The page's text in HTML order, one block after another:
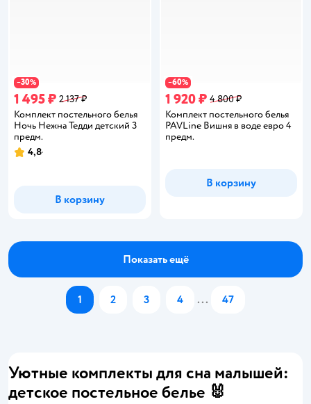
−30%
1 495 ₽ 2 137 ₽
Комплект постельного белья
Ночь Нежна Тедди детский 3
предм.
Рейтинг:
4,8
В корзину
−60%
1 920 ₽ 4 800 ₽
Комплект постельного белья
PAVLine Вишня в воде евро 4
предм.
В корзину
Показать ещё
1 2 3 4 ... 47
Уютные комплекты для сна малышей:
детское постельное белье 🐰